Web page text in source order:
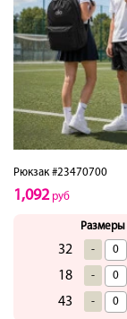
Рюкзак #23470700
1,092руб
Размеры
32 -
18 -
43 -